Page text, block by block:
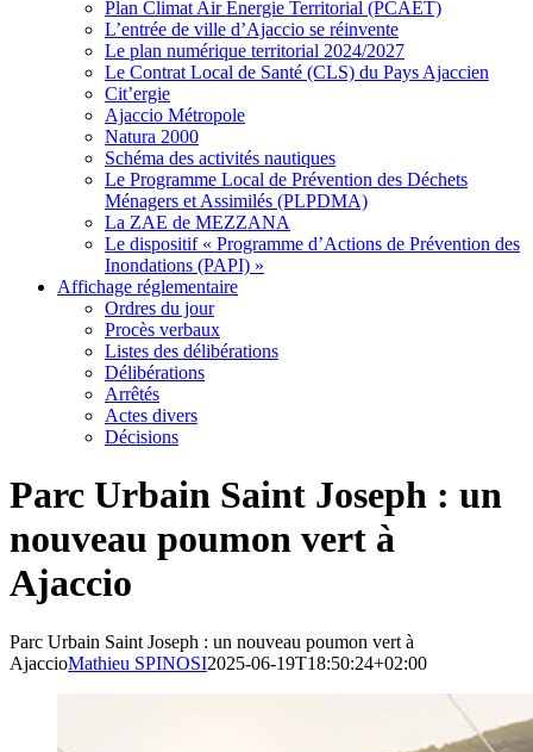
Plan Climat Air Energie Territorial (PCAET)
L’entrée de ville d’Ajaccio se réinvente
Le plan numérique territorial 2024/2027
Le Contrat Local de Santé (CLS) du Pays Ajaccien
Cit’ergie
Ajaccio Métropole
Natura 2000
Schéma des activités nautiques
Le Programme Local de Prévention des Déchets
Ménagers et Assimilés (PLPDMA)
La ZAE de MEZZANA
Le dispositif « Programme d’Actions de Prévention des
Inondations (PAPI) »
Affichage réglementaire
Ordres du jour
Procès verbaux
Listes des délibérations
Délibérations
Arrêtés
Actes divers
Décisions
Parc Urbain Saint Joseph : un
nouveau poumon vert à
Ajaccio
Parc Urbain Saint Joseph : un nouveau poumon vert à
AjaccioMathieu SPINOSI2025-06-19T18:50:24+02:00